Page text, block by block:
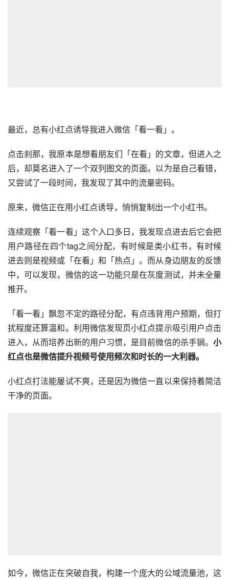
最近，总有小红点诱导我进入微信 「看一看」。
点击刹那，我原本是想看朋友们「在看」的文章，但进入之
后，却莫名进入了一个双列图文的页面。以为是自己看错，
又尝试了一段时间，我发现了其中的流量密码。
原来，微信正在用小红点诱导，悄悄复制出一个小红书。
连续观察「看一看」这个入口多日，我发现点进去后它会把
用户路径在四个tag之间分配，有时候是类小红书，有时候
进去则是视频或「在看」和「热点」。而从身边朋友的反馈
中，可以发现，微信的这一功能只是在灰度测试，并未全量
推开。
「看一看」飘忽不定的路径分配，有点违背用户预期，但打
扰程度还算温和。利用微信发现页小红点提示吸引用户点击
进入，从而培养出新的用户习惯，是目前微信的杀手锏。 小
红点也是微信提升视频号使用频次和时长的一大利器。
小红点打法能屡试不爽，还是因为微信一直以来保持着简洁
干净的页面。
如今，微信正在突破自我，构建一个庞大的公域流量池，这